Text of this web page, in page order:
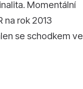
Momentální
na rok 2013
se schodkem ve